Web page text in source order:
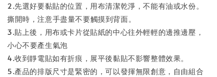
2.先選好要黏貼的位置，用布清潔乾淨，不能有油或水份。
撕開時，注意手盡量不要觸摸到背面。
3.貼上後，用布或卡片從貼紙的中心往外輕輕的邊推邊壓，
小心不要產生氣泡
4.收到靜電貼如有折痕，展平後黏貼不影響整體效果。
5.產品的排版尺寸是緊密的，可以發揮無限創意，自由組合